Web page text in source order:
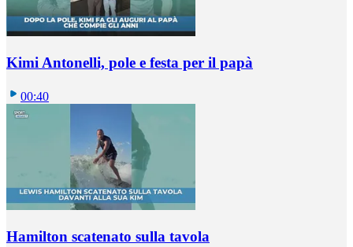
Kimi Antonelli, pole e festa per il papà
00:40
Hamilton scatenato sulla tavola